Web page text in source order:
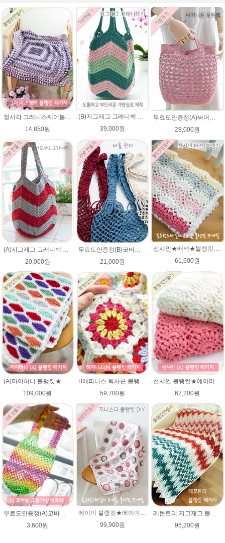
정사각 그래니스퀘어블랭킷 DIY코바늘뜨기★파스텔뜨개실 무릎담요뜨개질 블랭킷뜨기
14,850원
(B)지그재그 그래니백 배색 코바늘뜨기 메이크업 가방 뜨개실 뜨개질 DIY
39,000원
28,000원
20,000원
21,000원
선샤인★배색★블랭킷★에이미울 뜨개실DIY 코바늘 블랭킷뜨기 뜨개질
61,600원
(A)마이허니 블랭킷★에이미울 뜨개실DIY 손뜨개무릎담요/ 코바늘블랭킷
109,000원
B해피니스 헥사곤 블랭킷뜨기★메리노퓨어울 DIY 재료 패키지(뜨개실 15타래+도안증정)/봄 블랭킷뜨기 / 가을 북유럽블랭킷 코바늘뜨기
59,700원
선샤인 블랭킷★에이미울 뜨개실 DIY 아기이불 코바늘뜨기/베이비 이불뜨기 / 손뜨개블랭킷 부드러운 털실
67,200원
3,600원
99,900원
95,200원